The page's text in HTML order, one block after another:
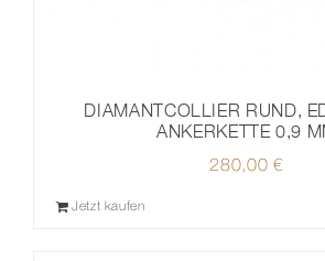
DIAMANTCOLLIER RUND,
ANKERKETTE 0,9
280,00 €
Jetzt kaufen